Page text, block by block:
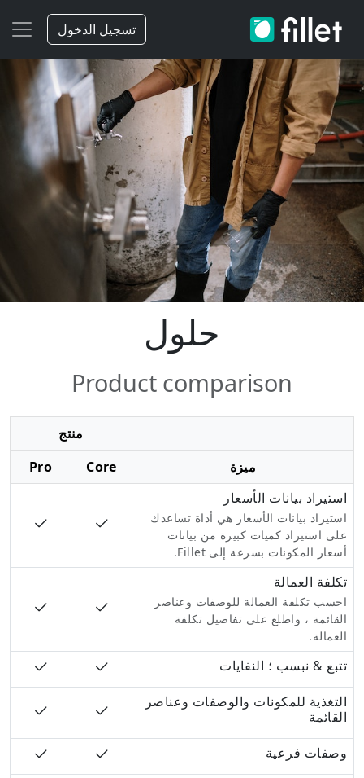
تسجيل الدخول
حلول
Product comparison
منتج
ميزة
Core
Pro
استيراد بيانات الأسعار
استيراد بيانات الأسعار هي أداة تساعدك
على استيراد كميات كبيرة من بيانات
أسعار المكونات بسرعة إلى Fillet.
تكلفة العمالة
احسب تكلفة العمالة للوصفات وعناصر
القائمة ، واطلع على تفاصيل تكلفة
العمالة.
تتبع & نبسب ؛ النفايات
التغذية للمكونات والوصفات وعناصر
القائمة
وصفات فرعية